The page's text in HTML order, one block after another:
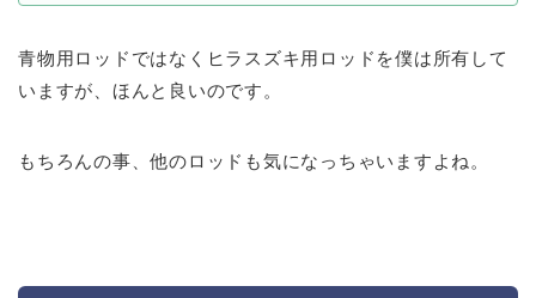
青物用ロッドではなくヒラスズキ用ロッドを僕は所有して
いますが、ほんと良いのです。
もちろんの事、他のロッドも気になっちゃいますよね。